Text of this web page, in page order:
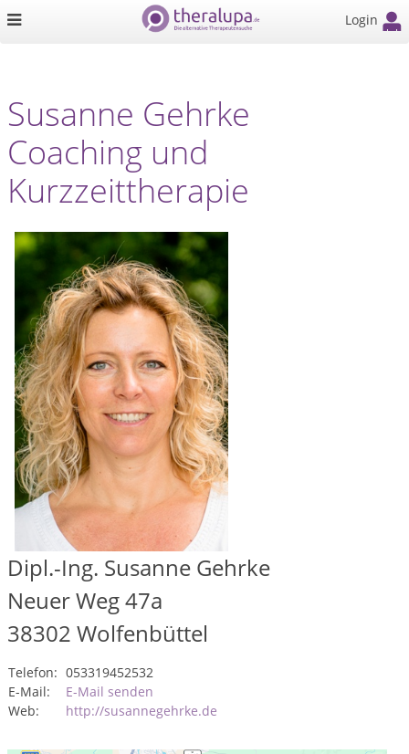
Login
Susanne Gehrke
Coaching und
Kurzzeittherapie
Dipl.-Ing. Susanne Gehrke
Neuer Weg 47a
38302 Wolfenbüttel
Telefon: 053319452532
E-Mail:
E-Mail senden
Web:
http://susannegehrke.de